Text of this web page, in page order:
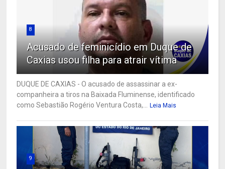
8
Acusado de feminicídio em Duque de
Caxias usou filha para atrair vítima
DUQUE DE CAXIAS - O acusado de assassinar a ex-
companheira a tiros na Baixada Fluminense, identificado
como Sebastião Rogério Ventura Costa,...
Leia Mais
9